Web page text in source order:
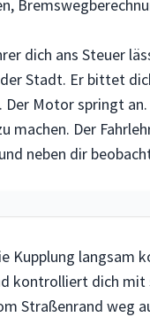
dich ans Steuer
Stadt. Er bittet
Der Motor springt
machen. Der
neben dir
Kupplung langsam
kontrolliert dich mit
Straßenrand weg